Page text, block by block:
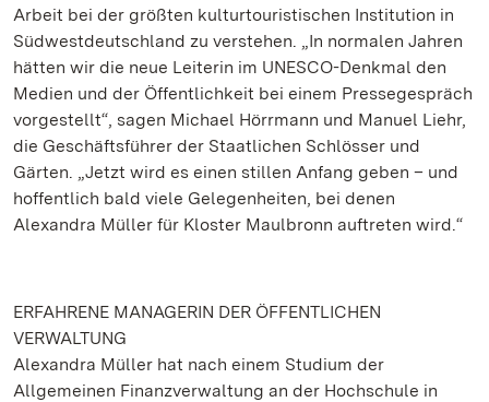
Arbeit bei der größten kulturtouristischen Institution in
Südwestdeutschland zu verstehen. „In normalen Jahren
hätten wir die neue Leiterin im UNESCO-Denkmal den
Medien und der Öffentlichkeit bei einem Pressegespräch
vorgestellt“, sagen Michael Hörrmann und Manuel Liehr,
die Geschäftsführer der Staatlichen Schlösser und
Gärten. „Jetzt wird es einen stillen Anfang geben – und
hoffentlich bald viele Gelegenheiten, bei denen
Alexandra Müller für Kloster Maulbronn auftreten wird.“
ERFAHRENE MANAGERIN DER ÖFFENTLICHEN
VERWALTUNG
Alexandra Müller hat nach einem Studium der
Allgemeinen Finanzverwaltung an der Hochschule in